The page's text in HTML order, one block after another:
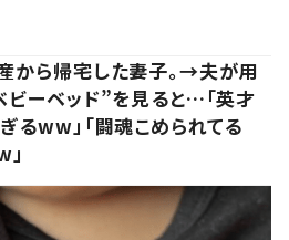
から帰宅した妻子。→夫が用
ビーベッド”を見ると…「英才
るww」「闘魂こめられてる